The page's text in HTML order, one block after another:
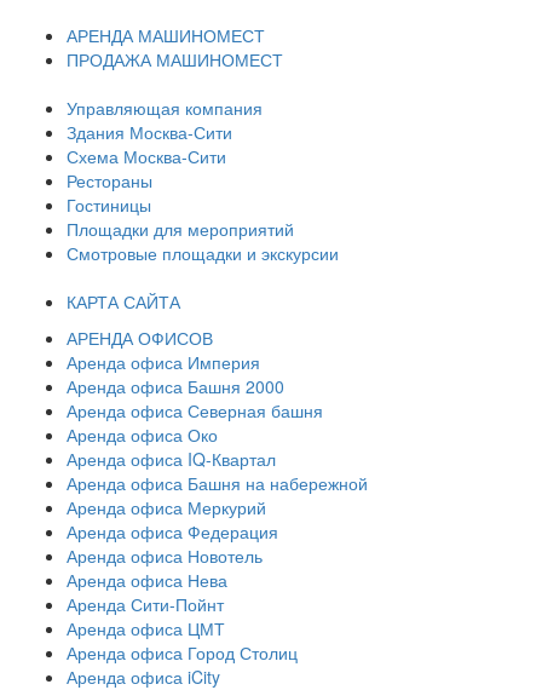
АРЕНДА МАШИНОМЕСТ
ПРОДАЖА МАШИНОМЕСТ
Управляющая компания
Здания Москва-Сити
Схема Москва-Сити
Рестораны
Гостиницы
Площадки для мероприятий
Смотровые площадки и экскурсии
КАРТА САЙТА
АРЕНДА ОФИСОВ
Аренда офиса Империя
Аренда офиса Башня 2000
Аренда офиса Северная башня
Аренда офиса Око
Аренда офиса IQ-Квартал
Аренда офиса Башня на набережной
Аренда офиса Меркурий
Аренда офиса Федерация
Аренда офиса Новотель
Аренда офиса Нева
Аренда Сити-Пойнт
Аренда офиса ЦМТ
Аренда офиса Город Столиц
Аренда офиса iCity